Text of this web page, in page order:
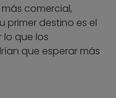
comercial,
primer destino es el
que los
que esperar más